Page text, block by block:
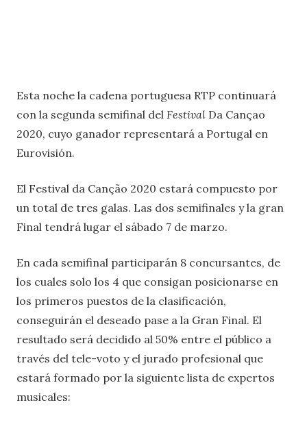
Esta noche la cadena portuguesa RTP continuará
con la segunda semifinal del Festival Da Cançao
2020, cuyo ganador representará a Portugal en
Eurovisión.
El Festival da Canção 2020 estará compuesto por
un total de tres galas. Las dos semifinales y la gran
Final tendrá lugar el sábado 7 de marzo.
En cada semifinal participarán 8 concursantes, de
los cuales solo los 4 que consigan posicionarse en
los primeros puestos de la clasificación,
conseguirán el deseado pase a la Gran Final. El
resultado será decidido al 50% entre el público a
través del tele-voto y el jurado profesional que
estará formado por la siguiente lista de expertos
musicales: